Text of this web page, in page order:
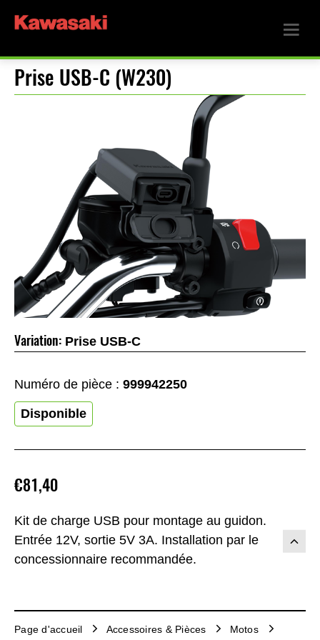
Prise USB-C (W230)
Kit de charge USB pour montage au guidon.
Entrée 12V, sortie 5V 3A. Installation par le
concessionnaire recommandée.
€81,40
Variation: Prise USB-C
Numéro de pièce : 999942250
Disponible
Page d'accueil Accessoires & Pièces
Motos